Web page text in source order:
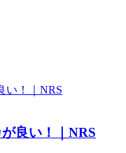
良い！｜NRS